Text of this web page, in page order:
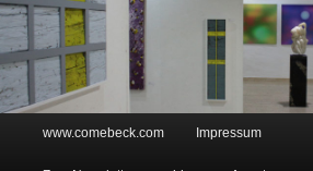
Zum Inhalt wechseln
Zum sekundären Inhalt wechseln
www.comebeck.com Impressum